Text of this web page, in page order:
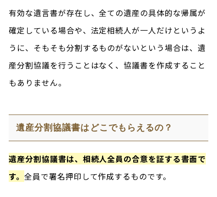
有効な遺言書が存在し、全ての遺産の具体的な帰属が
確定している場合や、法定相続人が一人だけというよ
うに、そもそも分割するものがないという場合は、遺
産分割協議を行うことはなく、協議書を作成すること
もありません。
遺産分割協議書はどこでもらえるの？
遺産分割協議書は、相続人全員の合意を証する書面で
す。 全員で署名押印して作成するものです。